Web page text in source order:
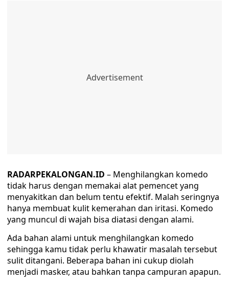
RADARPEKALONGAN.ID – Menghilangkan komedo
tidak harus dengan memakai alat pemencet yang
menyakitkan dan belum tentu efektif. Malah seringnya
hanya membuat kulit kemerahan dan iritasi. Komedo
yang muncul di wajah bisa diatasi dengan alami.
Ada bahan alami untuk menghilangkan komedo
sehingga kamu tidak perlu khawatir masalah tersebut
sulit ditangani. Beberapa bahan ini cukup diolah
menjadi masker, atau bahkan tanpa campuran apapun.